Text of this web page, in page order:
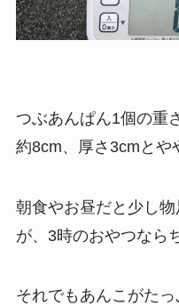
つぶあんぱん1個の重
約8cm、厚さ3cmとや
朝食やお昼だと少し
が、3時のおやつなら
それでもあんこがた